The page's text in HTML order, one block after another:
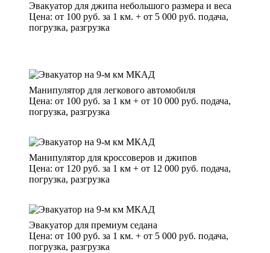
Эвакуатор для джипа небольшого размера и веса
Цена: от 100 руб. за 1 км. + от 5 000 руб. подача,
погрузка, разгрузка
Манипулятор для легкового автомобиля
Цена: от 100 руб. за 1 км + от 10 000 руб. подача,
погрузка, разгрузка
Манипулятор для кроссоверов и джипов
Цена: от 120 руб. за 1 км + от 12 000 руб. подача,
погрузка, разгрузка
Эвакуатор для премиум седана
Цена: от 100 руб. за 1 км. + от 5 000 руб. подача,
погрузка, разгрузка